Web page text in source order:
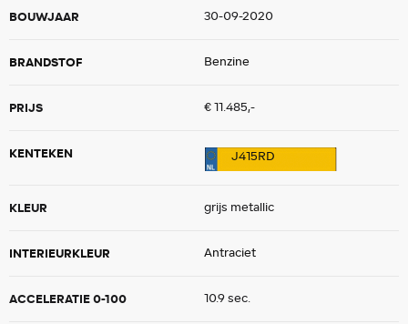
BOUWJAAR 30-09-2020
BRANDSTOF Benzine
PRIJS € 11.485,-
KENTEKEN J415RD
KLEUR grijs metallic
INTERIEURKLEUR Antraciet
ACCELERATIE 0-100 10.9 sec.